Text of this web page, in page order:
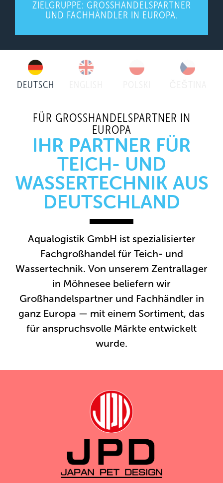
ZIELGRUPPE: GROSSHANDELSPARTNER U
ND FACHHÄNDLER IN EUROPA.
DEUTSCH
FÜR GROSSHANDELSPARTNER IN E
UROPA
IHR PARTNER FÜR
TEICH- UND
WASSERTECHNIK AUS
DEUTSCHLAND
Aqualogistik GmbH ist spezialisierter
Fachgroßhandel für Teich- und
Wassertechnik. Von unserem Zentrallager
in Möhnesee beliefern wir
Großhandelspartner und Fachhändler in
ganz Europa — mit einem Sortiment, das
für anspruchsvolle Märkte entwickelt
wurde.